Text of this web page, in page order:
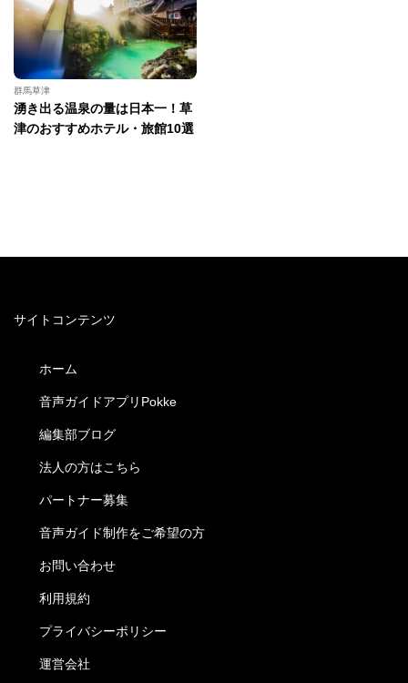
群馬草津
湧き出る温泉の量は日本一！草
津のおすすめホテル・旅館10選
サイトコンテンツ
ホーム
音声ガイドアプリPokke
編集部ブログ
法人の方はこちら
パートナー募集
音声ガイド制作をご希望の方
お問い合わせ
利用規約
プライバシーポリシー
運営会社